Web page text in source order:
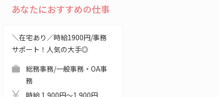
あなたにおすすめの仕事
＼在宅あり／時給1900円/事務
サポート！人気の大手◎
総務事務/一般事務・OA事
務
時給 1,900円～1,900円